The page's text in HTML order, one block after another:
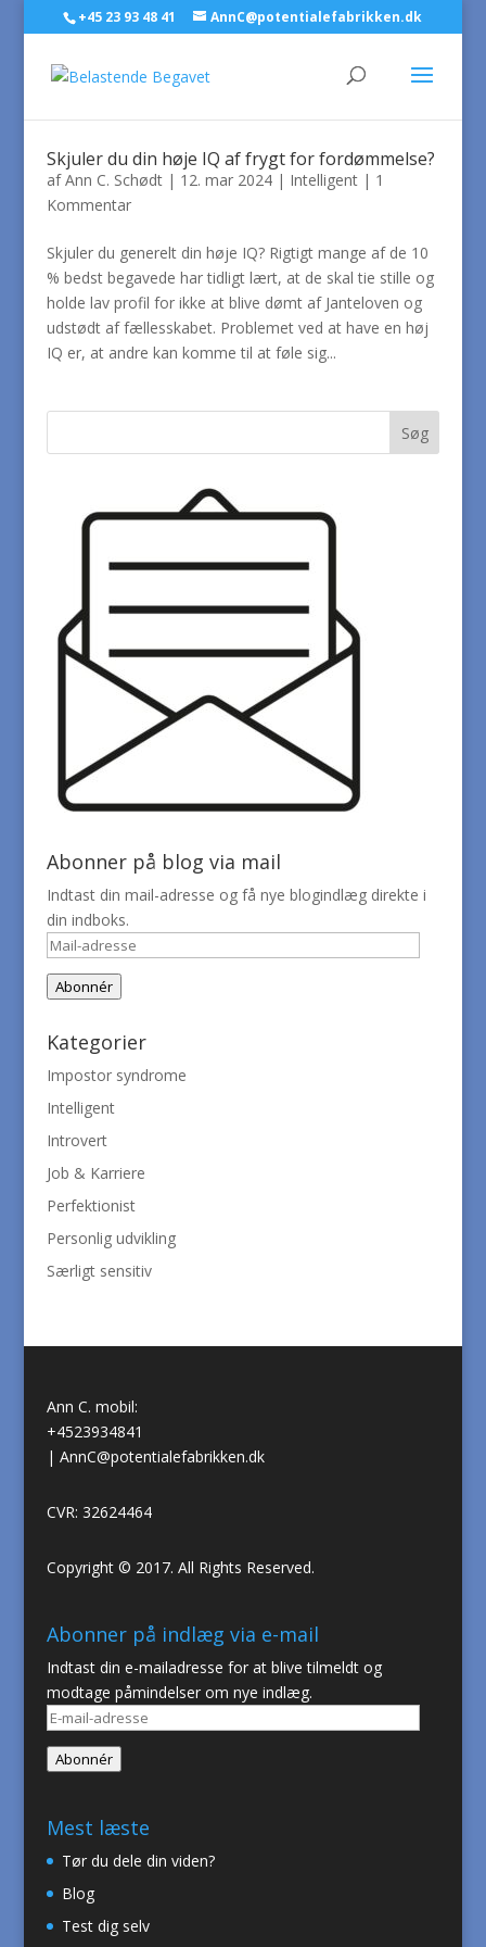
+45 23 93 48 41 AnnC@potentialefabrikken.dk
Skjuler du din høje IQ af frygt for fordømmelse?
afAnn C. Schødt| 12. mar 2024| Intelligent| 1
Kommentar
Skjuler du generelt din høje IQ? Rigtigt mange af de 10
% bedst begavede har tidligt lært, at de skal tie stille og
holde lav profil for ikke at blive dømt af Janteloven og
udstødt af fællesskabet. Problemet ved at have en høj
IQ er, at andre kan komme til at føle sig...
Abonner på blog via mail
Indtast din mail-adresse og få nye blogindlæg direkte i
din indboks.
Mail-
adresse
Abonnér
Kategorier
Impostor syndrome
Intelligent
Introvert
Job & Karriere
Perfektionist
Personlig udvikling
Særligt sensitiv
Ann C. mobil:
+4523934841
| AnnC@potentialefabrikken.dk
CVR: 32624464
Copyright © 2017. All Rights Reserved.
Abonner på indlæg via e-mail
Indtast din e-mailadresse for at blive tilmeldt og
modtage påmindelser om nye indlæg.
E-
mail-
adresse
Abonnér
Mest læste
Tør du dele din viden?
Blog
Test dig selv